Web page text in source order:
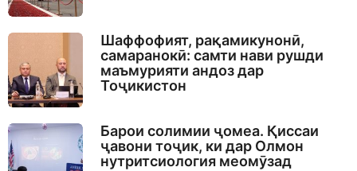
Шаффофият, рақамикунонӣ,
самаранокӣ: самти нави рушди
маъмурияти андоз дар
Тоҷикистон
Барои солимии ҷомеа. Қиссаи
ҷавони тоҷик, ки дар Олмон
нутритсиология меомӯзад